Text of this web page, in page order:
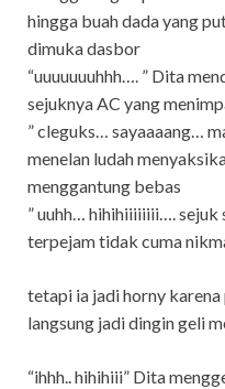
hingga buah dada yang
dimuka dasbor
“uuuuuuuhhh…. ” Dita
sejuknya AC yang
” cleguks… sayaaaang…
menelan ludah
menggantung bebas
” uuhh… hihihiiiiiiii…. sejuk
terpejam tidak cuma
tetapi ia jadi horny
langsung jadi dingin geli
“ihhh.. hihihiii” Dita